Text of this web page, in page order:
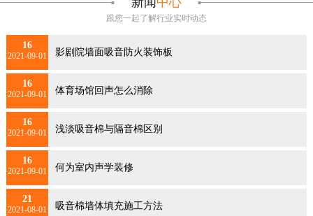
跟您一起了解行业实时动态
16
2021-09-01 影剧院墙面吸音防火装饰板
16
2021-09-01 体育场馆回声怎么消除
16
2021-09-01 浅淡吸音棉与隔音棉区别
16
2021-09-01 何为室内声学装修
21
2021-08-01 吸音棉墙体填充施工方法